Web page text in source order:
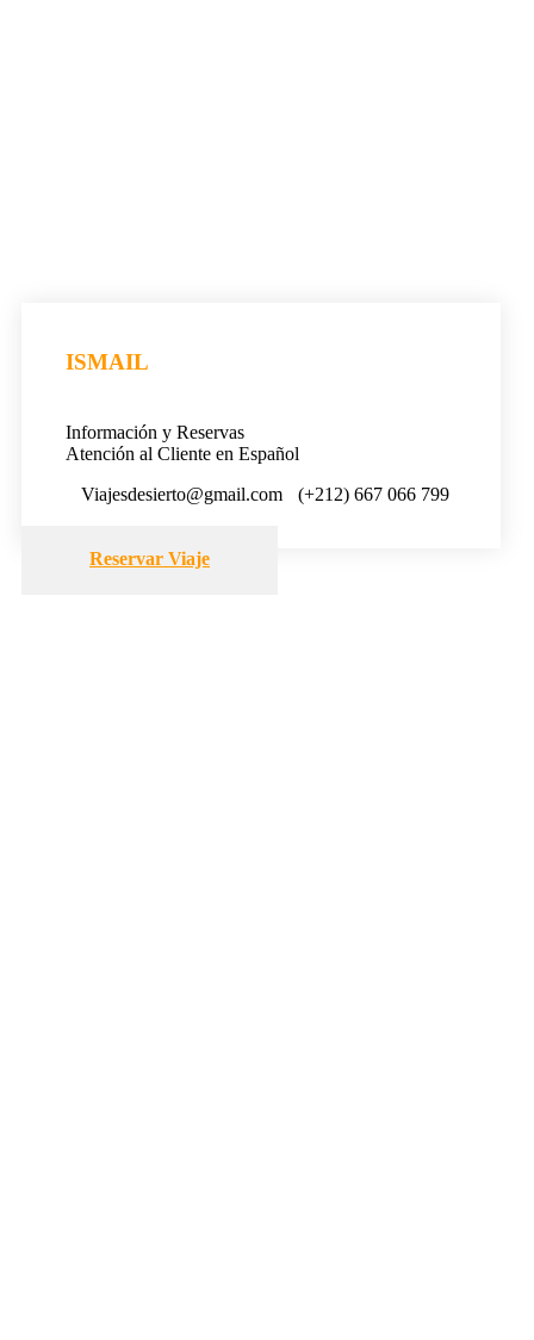
ISMAIL
Información y Reservas
Atención al Cliente en Español
Viajesdesierto@gmail.com
(+212) 667 066 799
Reservar Viaje